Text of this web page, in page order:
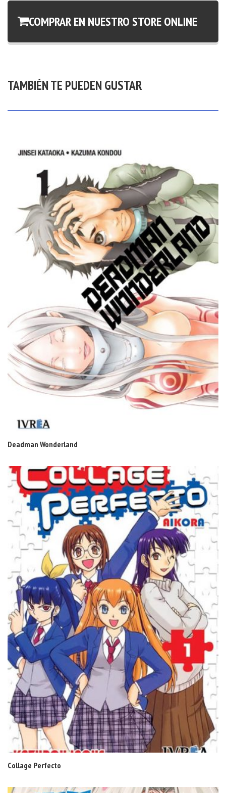
COMPRAR EN NUESTRO STORE ONLINE
TAMBIÉN TE PUEDEN GUSTAR
Deadman Wonderland
Collage Perfecto